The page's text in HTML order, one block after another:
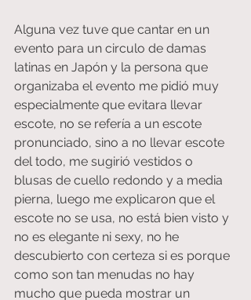
Alguna vez tuve que cantar en un
evento para un circulo de damas
latinas en Japón y la persona que
organizaba el evento me pidió muy
especialmente que evitara llevar
escote, no se refería a un escote
pronunciado, sino a no llevar escote
del todo, me sugirió vestidos o
blusas de cuello redondo y a media
pierna, luego me explicaron que el
escote no se usa, no está bien visto y
no es elegante ni sexy, no he
descubierto con certeza si es porque
como son tan menudas no hay
mucho que pueda mostrar un